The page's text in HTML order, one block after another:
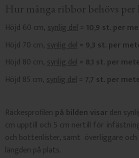
Hur många ribbor behövs per
Höjd 60 cm,synlig del= 10,9 st. per
Höjd 70 cm,synlig del= 9,3 st. per
Höjd 80 cm,synlig del= 8,1 st. per
Höjd 85 cm,synlig del= 7,7 st. per
Räckesprofilen på bilden visarden
cm upptill och 5 cm nertill för
och bottenlister, samt överliggare
längden på plats.